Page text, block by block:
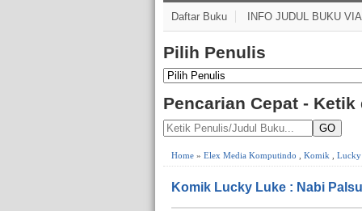
Daftar Buku INFO JUDUL BUKU
Pilih Penulis
Pencarian Cepat - Ketik
GO
Home » Elex Media Komputindo Komik
Komik Lucky Luke : Nabi Palsu